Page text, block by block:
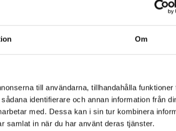
med nyheter, trender &
Om
till användarna, tillhandahålla funktioner
identifierare och annan information från
med. Dessa kan i sin tur kombinera
samlat in när du har använt deras tjänster.